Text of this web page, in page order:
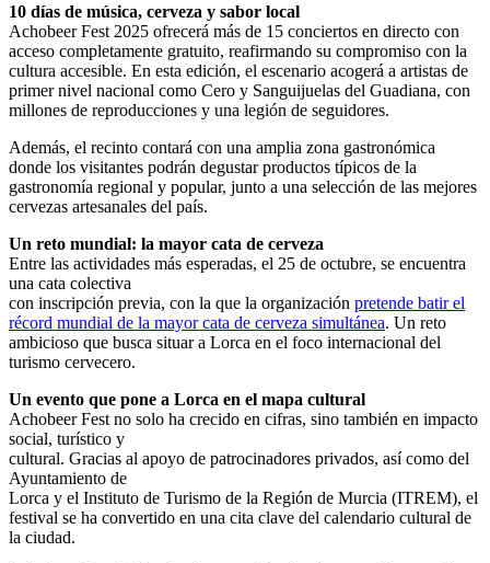
10 días de música, cerveza y sabor local
Achobeer Fest 2025 ofrecerá más de 15 conciertos en directo con
acceso completamente gratuito, reafirmando su compromiso con la
cultura accesible. En esta edición, el escenario acogerá a artistas de
primer nivel nacional como Cero y Sanguijuelas del Guadiana, con
millones de reproducciones y una legión de seguidores.
Además, el recinto contará con una amplia zona gastronómica
donde los visitantes podrán degustar productos típicos de la
gastronomía regional y popular, junto a una selección de las mejores
cervezas artesanales del país.
Un reto mundial: la mayor cata de cerveza
Entre las actividades más esperadas, el 25 de octubre, se encuentra
una cata colectiva
con inscripción previa, con la que la organización pretende batir el
récord mundial de la mayor cata de cerveza simultánea. Un reto
ambicioso que busca situar a Lorca en el foco internacional del
turismo cervecero.
Un evento que pone a Lorca en el mapa cultural
Achobeer Fest no solo ha crecido en cifras, sino también en impacto
social, turístico y
cultural. Gracias al apoyo de patrocinadores privados, así como del
Ayuntamiento de
Lorca y el Instituto de Turismo de la Región de Murcia (ITREM), el
festival se ha convertido en una cita clave del calendario cultural de
la ciudad.